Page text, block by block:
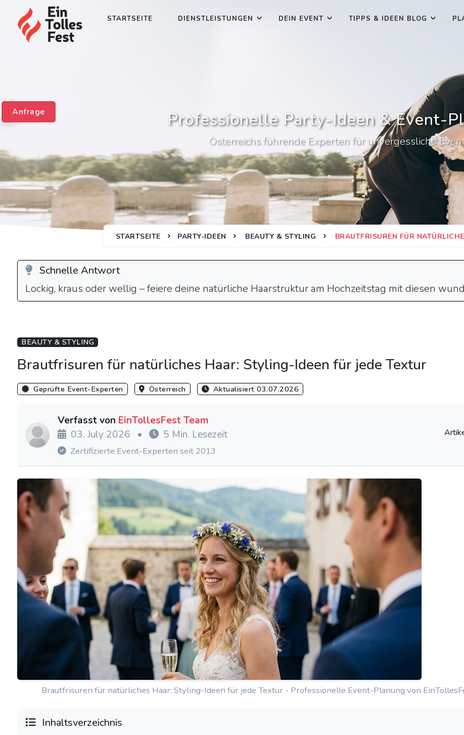
STARTSEITE DIENSTLEISTUNGEN DEIN EVENT TIPPS & IDEEN BLOG
Professionelle Party-Ideen & Event-
Österreichs führende Experten für unvergessliche
STARTSEITE PARTY-IDEEN BEAUTY & STYLING BRAUTFRISUREN FÜR
Schnelle Antwort
Lockig, kraus oder wellig – feiere deine natürliche Haarstruktur am Hochzeitstag mit diesen
BEAUTY & STYLING
Brautfrisuren für natürliches Haar: Styling-Ideen für jede Textur
Geprüfte Event-Experten Österreich Aktualisiert 03.07.2026
Verfasst von EinTollesFest Team
03. July 2026
• 5 Min. Lesezeit
Zertifizierte Event-Experten seit 2013
Brautfrisuren für natürliches Haar: Styling-Ideen für jede Textur - Professionelle Event-Planung von
Inhaltsverzeichnis
Anfrage